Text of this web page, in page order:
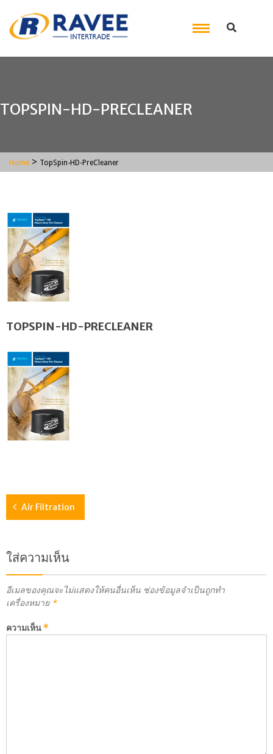
TOPSPIN-HD-PRECLEANER
Home > TopSpin-HD-PreCleaner
TOPSPIN-HD-PRECLEANER
Air Filtration
ใส่ความเห็น
อีเมลของคุณจะไม่แสดงให้คนอื่นเห็น ช่องข้อมูลจำเป็นถูกทำ
เครื่องหมาย *
ความเห็น*